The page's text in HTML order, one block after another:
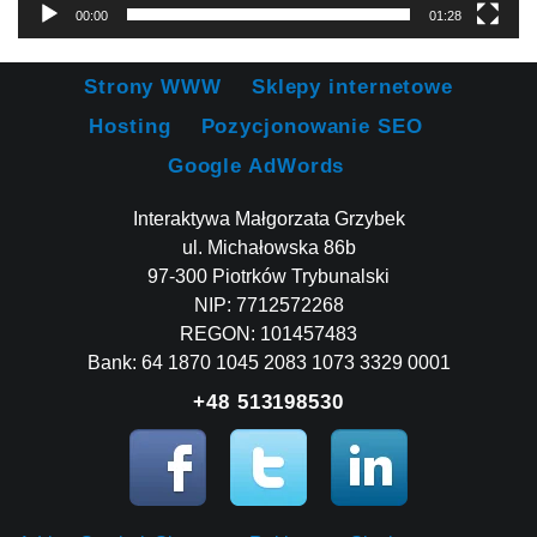
00:00 01:28
Strony WWW
Sklepy internetowe
Hosting
Pozycjonowanie SEO
Google AdWords
Interaktywa Małgorzata Grzybek
ul. Michałowska 86b
97-300 Piotrków Trybunalski
NIP: 7712572268
REGON: 101457483
Bank: 64 1870 1045 2083 1073 3329 0001
+48 513198530